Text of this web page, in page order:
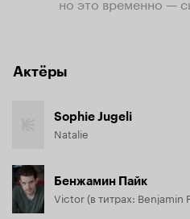
Актёры
Sophie Jugeli
Natalie
Бенжамин Пайк
Victor (в титрах: Benjamin